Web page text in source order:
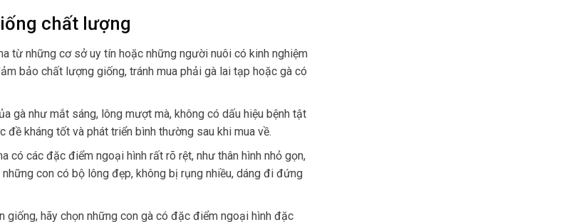
chất lượng
từ những cơ sở uy tín hoặc những người nuôi có kinh nghiệm
bảo chất lượng giống, tránh mua phải gà lai tạp hoặc gà có
gà như mắt sáng, lông mượt mà, không có dấu hiệu bệnh tật
kháng tốt và phát triển bình thường sau khi mua về.
có các đặc điểm ngoại hình rất rõ rệt, như thân hình nhỏ gọn,
con có bộ lông đẹp, không bị rụng nhiều, dáng đi đứng
giống, hãy chọn những con gà có đặc điểm ngoại hình đặc